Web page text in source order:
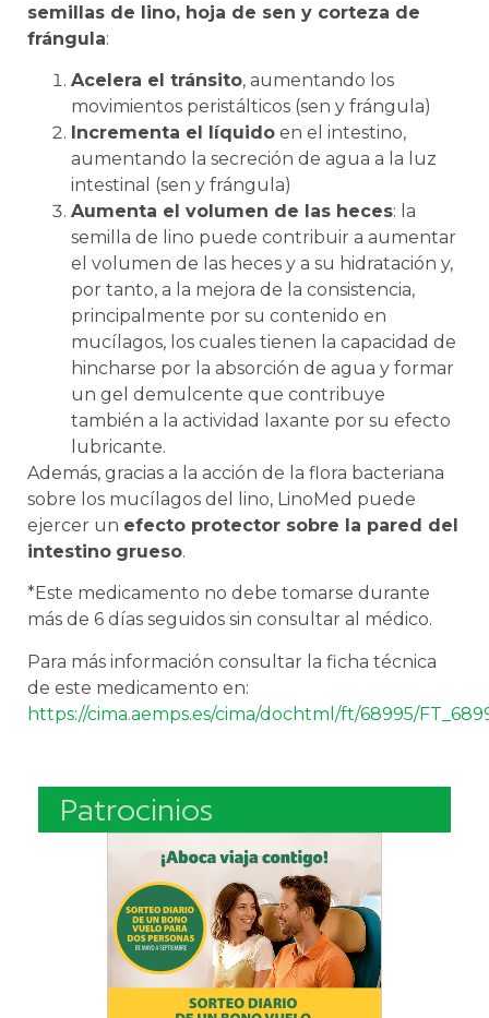
semillas de lino, hoja de sen y corteza de
frángula:
Acelera el tránsito, aumentando los
movimientos peristálticos (sen y frángula)
Incrementa el líquido en el intestino,
aumentando la secreción de agua a la luz
intestinal (sen y frángula)
Aumenta el volumen de las heces: la
semilla de lino puede contribuir a aumentar
el volumen de las heces y a su hidratación y,
por tanto, a la mejora de la consistencia,
principalmente por su contenido en
mucílagos, los cuales tienen la capacidad de
hincharse por la absorción de agua y formar
un gel demulcente que contribuye
también a la actividad laxante por su efecto
lubricante.
Además, gracias a la acción de la flora bacteriana
sobre los mucílagos del lino, LinoMed puede
ejercer un efecto protector sobre la pared del
intestino grueso.
*Este medicamento no debe tomarse durante
más de 6 días seguidos sin consultar al médico.
Para más información consultar la ficha técnica
de este medicamento en:
https://cima.aemps.es/cima/dochtml/ft/68995/
Patrocinios